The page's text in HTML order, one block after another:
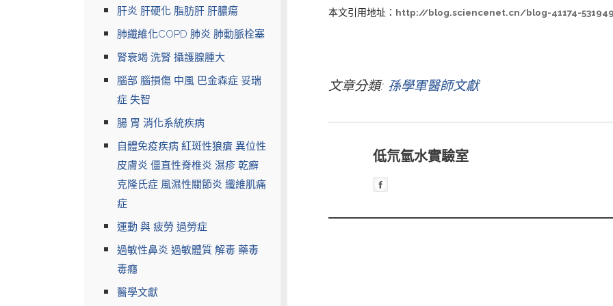
本文引用地址： http://blog.sciencenet.cn/blog-41174-
文章分類 孫學軍醫師文獻
低氘氫水實驗室
肝炎 肝硬化 脂肪肝 肝膿瘍
肺纖維化COPD 肺炎 肺動脈栓塞
腎衰竭 洗腎 攝護腺腫大
腦部 腦損傷 中風 巴金森症 妥瑞
症 失智
腸 胃 消化系統疾病
自體免疫疾病 紅斑性狼瘡 異位性
皮膚炎 僵直性脊椎炎 濕疹 乾癬
克隆氏症 風濕性關節炎 纖維肌痛
症
運動 與 疲勞 過勞症
過敏性鼻炎 過敏體質 解毒 藥毒
毒癮
醫學文獻